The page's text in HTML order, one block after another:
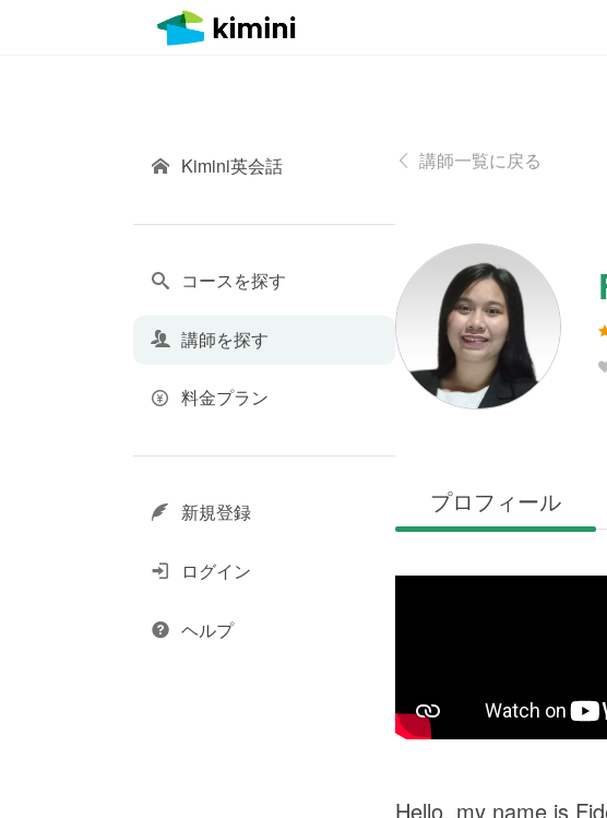
講師一覧に戻る
プロフィール
Hello, my name is
Kimini英会話
コースを探す
講師を探す
料金プラン
新規登録
ログイン
ヘルプ